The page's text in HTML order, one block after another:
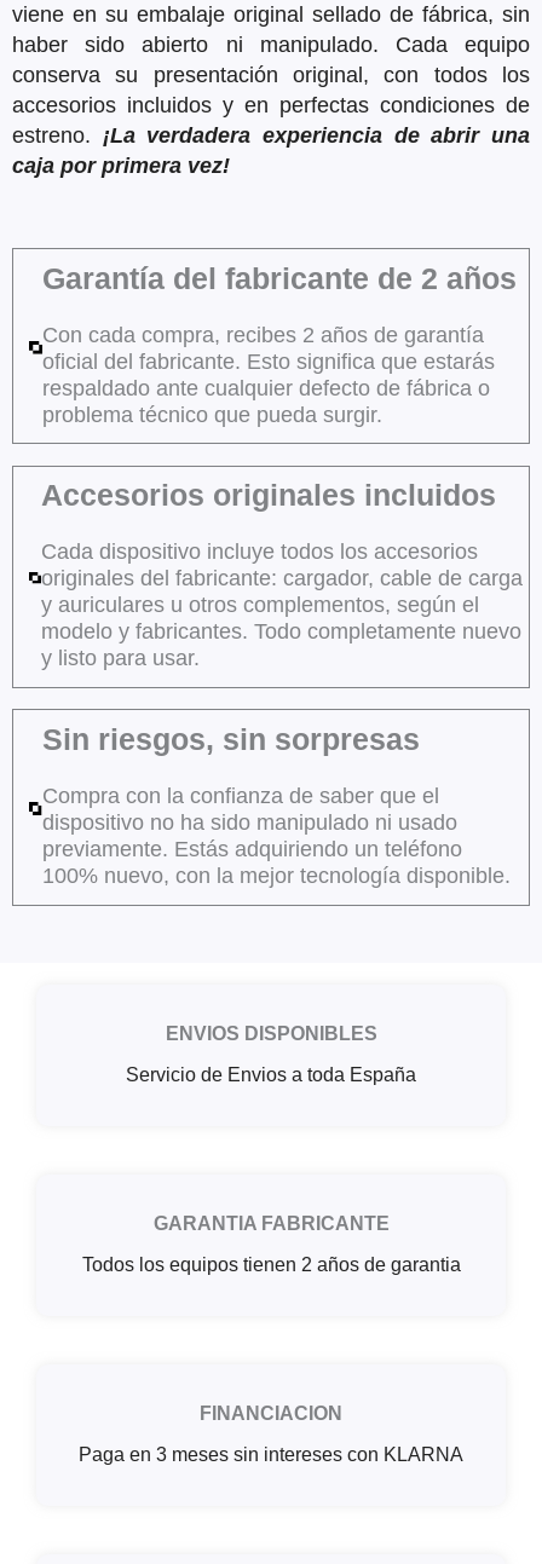
viene en su embalaje original sellado de fábrica, sin
haber sido abierto ni manipulado. Cada equipo
conserva su presentación original, con todos los
accesorios incluidos y en perfectas condiciones de
estreno. ¡La verdadera experiencia de abrir una
caja por primera vez!
Garantía del fabricante de 2 años
Con cada compra, recibes 2 años de garantía
oficial del fabricante. Esto significa que estarás
respaldado ante cualquier defecto de fábrica o
problema técnico que pueda surgir.
Accesorios originales incluidos
Cada dispositivo incluye todos los accesorios
originales del fabricante: cargador, cable de carga
y auriculares u otros complementos, según el
modelo y fabricantes. Todo completamente nuevo
y listo para usar.
Sin riesgos, sin sorpresas
Compra con la confianza de saber que el
dispositivo no ha sido manipulado ni usado
previamente. Estás adquiriendo un teléfono
100% nuevo, con la mejor tecnología disponible.
ENVIOS DISPONIBLES
Servicio de Envios a toda España
GARANTIA FABRICANTE
Todos los equipos tienen 2 años de garantia
FINANCIACION
Paga en 3 meses sin intereses con KLARNA